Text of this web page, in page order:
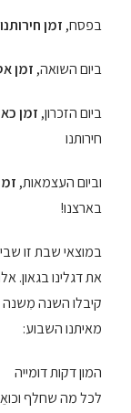
בפסח, זמן חירותנו
ביום השואה, זמן
ביום הזכרון, זמן
חירותנו
וביום העצמאות,
בארצנו!
במוצאי שבת זו
את דגלינו בגאון.
קיבלו השנה מִשנה
מאיתנו השבוע:
המון דקות דומייה
לכל מה שחלף